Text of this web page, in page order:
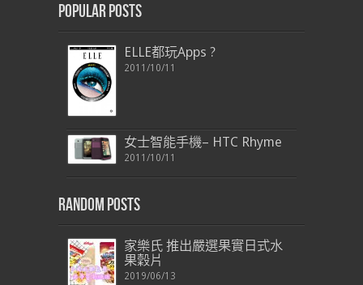
Popular Posts
ELLE都玩Apps ?
2011/10/11
女士智能手機– HTC Rhyme
2011/10/11
Random Posts
家樂氏 推出嚴選果實日式水
果穀片
2019/06/13